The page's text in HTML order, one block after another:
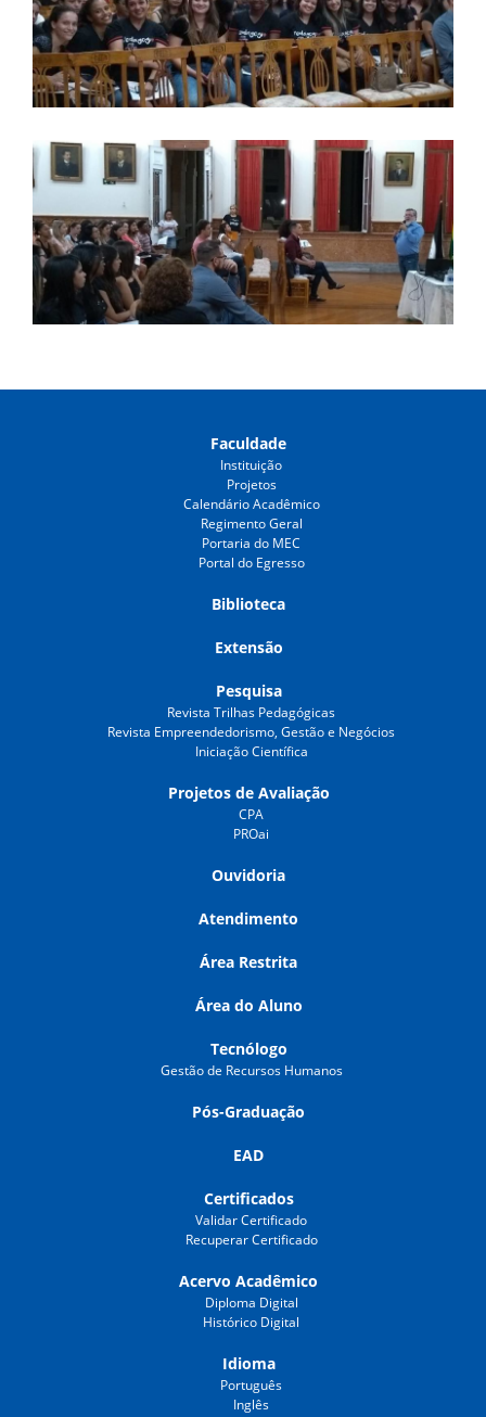
Faculdade
Instituição
Projetos
Calendário Acadêmico
Regimento Geral
Portaria do MEC
Portal do Egresso
Biblioteca
Extensão
Pesquisa
Revista Trilhas Pedagógicas
Revista Empreendedorismo, Gestão e Negócios
Iniciação Científica
Projetos de Avaliação
CPA
PROai
Ouvidoria
Atendimento
Área Restrita
Área do Aluno
Tecnólogo
Gestão de Recursos Humanos
Pós-Graduação
EAD
Certificados
Validar Certificado
Recuperar Certificado
Acervo Acadêmico
Diploma Digital
Histórico Digital
Idioma
Português
Inglês